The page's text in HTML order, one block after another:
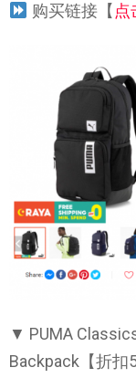
购买链接【点
▼ PUMA
Backpack【折